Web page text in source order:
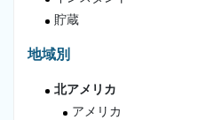
貯蔵
地域別
北アメリカ
アメリカ